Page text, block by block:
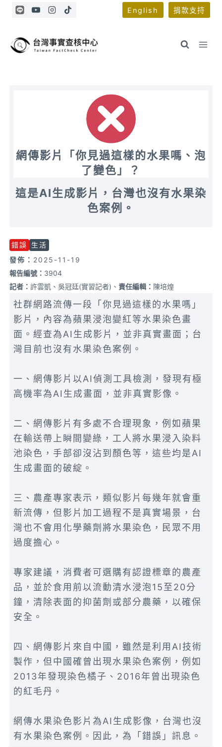
Skip
English 捐款支持
網傳影片「你見過這樣的水果嗎、泡
了變色」？
這是AI生成影片 ，台灣也沒有水果染
色案例。
錯誤
生活
發佈： 2025-11-19
報告編號： 3904
記者：許雲凱、吳冠廷(實習記者)、責任編輯： 陳培煌
社群網路流傳一段「你見過這樣的水果嗎」
影片，內容為蘋果浸泡變紅等水果染色畫
面。經查為AI生成影片，並非真實畫面；台
灣目前也沒有水果染色案例。
一、網傳影片以AI偵測工具檢測，發現有極
高機率為AI生成畫面，並非真實影像。
二、網傳影片有多處不合理現象，例如蘋果
在輸送帶上瞬間變綠，工人將水果浸入染料
池染色，手部卻沒沾到顏色等，這些均是AI
生成畫面的破綻。
三、農產專家表示，類似影片每幾年就會重
新流傳，但影片加工過程不是真實場景，台
灣也不會用化學藥劑將水果染色，民眾不用
過度擔心。
專家建議，消費者可選購有認證標章的農產
品，並於食用前以流動清水浸泡15至20分
鐘，清除表面的抑菌劑或部分農藥，以確保
安全。
四、網傳影片來自中國，雖然是利用AI技術
製作，但中國確曾出現水果染色案例，例如
2013年發現染色橘子、2016年曾出現染色
的紅毛丹。
網傳水果染色影片為AI生成影像，台灣也沒
有水果染色案例。因此，為「錯誤」訊息。